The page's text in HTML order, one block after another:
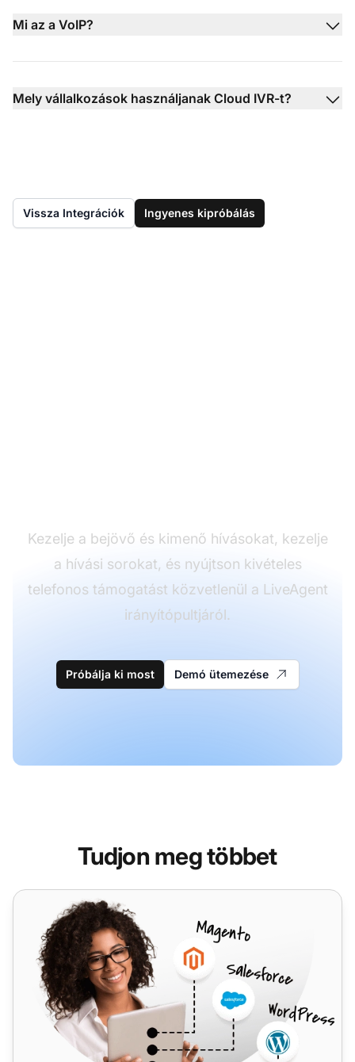
Mi az a VoIP?
Mely vállalkozások használjanak Cloud IVR-t?
Vissza Integrációk Ingyenes kipróbálás
Kezelje a bejövő és kimenő hívásokat, kezelje
a hívási sorokat, és nyújtson kivételes
telefonos támogatást közvetlenül a LiveAgent
irányítópultjáról.
Próbálja ki most Demó ütemezése
Tudjon meg többet
Telnyx